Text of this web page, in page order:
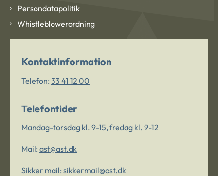
Persondatapolitik
Whistleblowerordning
Kontaktinformation
Telefon: 33 41 12 00
Telefontider
Mandag-torsdag kl. 9-15, fredag kl. 9-12
Mail: ast@ast.dk
Sikker mail: sikkermail@ast.dk